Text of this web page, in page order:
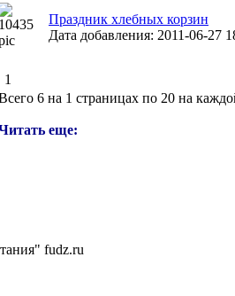
Праздник хлебных корзин
Дата добавления: 2011-06-27
1
6 на 1 страницах по 20 на
еще:
fudz.ru